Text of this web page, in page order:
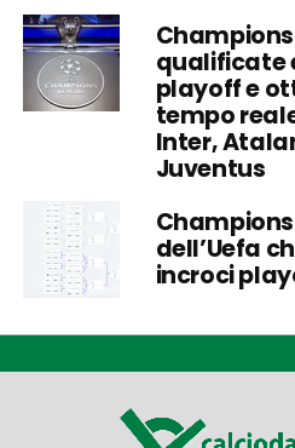
qualificate
playoff e
tempo
Inter,
Juventus
dell’Uefa
incroci